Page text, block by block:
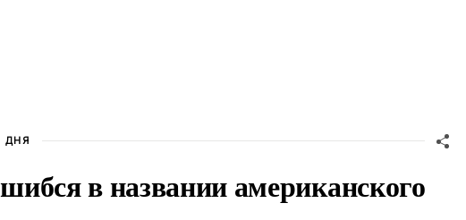
ДНЯ
в названии американского